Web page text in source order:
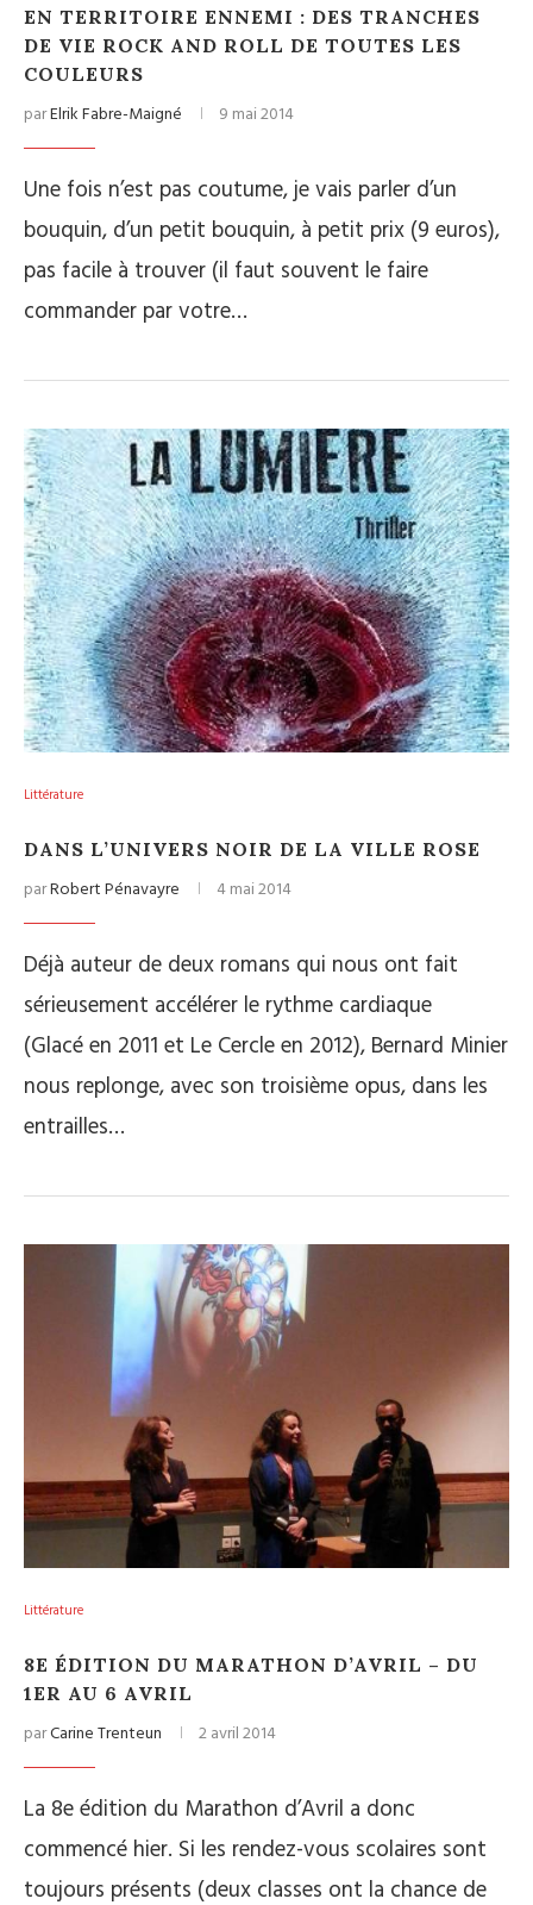
EN TERRITOIRE ENNEMI : DES TRANCHES
DE VIE ROCK AND ROLL DE TOUTES LES
COULEURS
parElrik Fabre-Maigné 9 mai 2014
Une fois n’est pas coutume, je vais parler d’un
bouquin, d’un petit bouquin, à petit prix (9 euros),
pas facile à trouver (il faut souvent le faire
commander par votre…
Littérature
DANS L’UNIVERS NOIR DE LA VILLE ROSE
parRobert Pénavayre 4 mai 2014
Déjà auteur de deux romans qui nous ont fait
sérieusement accélérer le rythme cardiaque
(Glacé en 2011 et Le Cercle en 2012), Bernard Minier
nous replonge, avec son troisième opus, dans les
entrailles…
Littérature
8E ÉDITION DU MARATHON D’AVRIL – DU
1ER AU 6 AVRIL
parCarine Trenteun 2 avril 2014
La 8e édition du Marathon d’Avril a donc
commencé hier. Si les rendez-vous scolaires sont
toujours présents (deux classes ont la chance de